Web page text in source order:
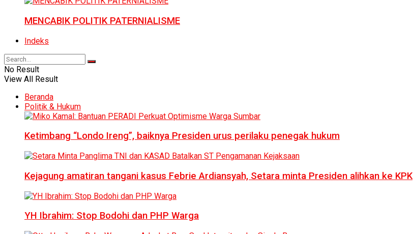
MENCABIK POLITIK PATERNIALISME
Indeks
No Result
View All Result
Beranda
Politik & Hukum
Ketimbang “Londo Ireng”, baiknya Presiden urus perilaku penegak hukum
Kejagung amatiran tangani kasus Febrie Ardiansyah, Setara minta Presiden alihkan ke KPK
YH Ibrahim: Stop Bodohi dan PHP Warga